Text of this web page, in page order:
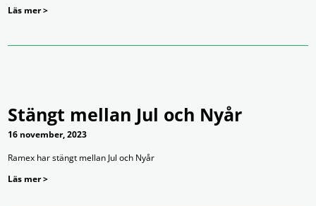
Läs mer >
Stängt mellan Jul och Nyår
16 november, 2023
Ramex har stängt mellan Jul och Nyår
Läs mer >